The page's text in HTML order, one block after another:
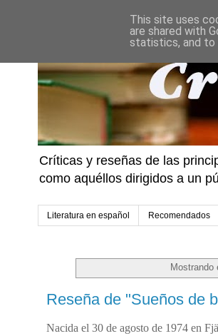
Críticas y reseñas de las
como aquéllos dirigidos a un
Literatura en español Recomendados
Mostrando
Reseña de "Sueños de
Nacida el 30 de agosto de 1974 en
This site uses
are shared with
statistics, and to